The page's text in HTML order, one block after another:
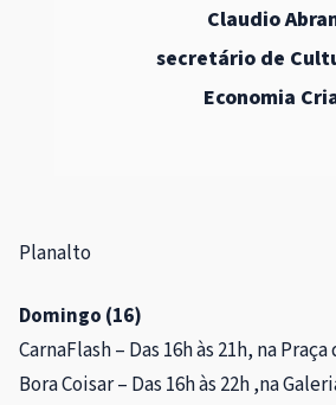
Claudio
secretário de
Economia
Planalto
Domingo (16)
CarnaFlash – Das 16h às 21h, na
Bora Coisar – Das 16h às 22h ,na